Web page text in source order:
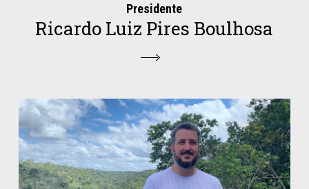
Presidente
Ricardo Luiz Pires Boulhosa